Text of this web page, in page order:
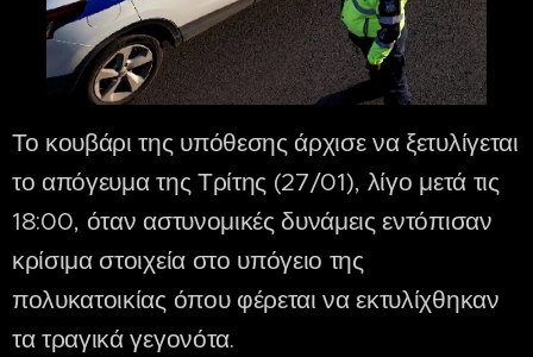
Το κουβάρι της υπόθεσης άρχισε να ξετυλίγεται
το απόγευμα της Τρίτης (27/01), λίγο μετά τις
18:00, όταν αστυνομικές δυνάμεις εντόπισαν
κρίσιμα στοιχεία στο υπόγειο της
πολυκατοικίας όπου φέρεται να εκτυλίχθηκαν
τα τραγικά γεγονότα.